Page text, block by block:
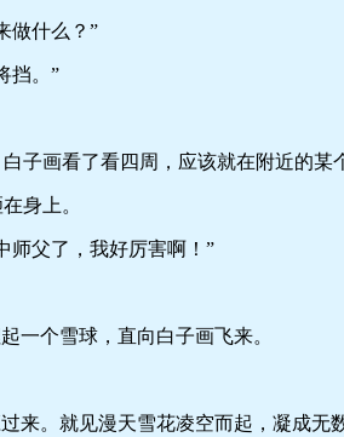
什么？”
挡。”
画看了看四周，应该就在附近的某
身上。
父了，我好厉害啊！”
个雪球，直向白子画飞来。
。就见漫天雪花凌空而起，凝成无